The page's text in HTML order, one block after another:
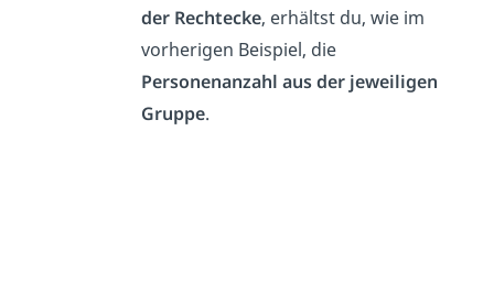
der Rechtecke, erhältst du, wie im
vorherigen Beispiel, die
Personenanzahl aus der jeweiligen
Gruppe.